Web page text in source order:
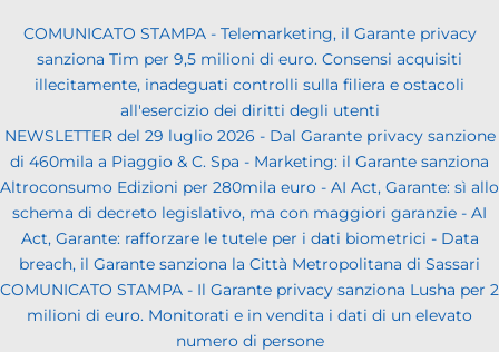
COMUNICATO STAMPA - Telemarketing, il Garante privacy
sanziona Tim per 9,5 milioni di euro. Consensi acquisiti
illecitamente, inadeguati controlli sulla filiera e ostacoli
all'esercizio dei diritti degli utenti
NEWSLETTER del 29 luglio 2026 - Dal Garante privacy sanzione
di 460mila a Piaggio & C. Spa - Marketing: il Garante sanziona
Altroconsumo Edizioni per 280mila euro - AI Act, Garante: sì allo
schema di decreto legislativo, ma con maggiori garanzie - AI
Act, Garante: rafforzare le tutele per i dati biometrici - Data
breach, il Garante sanziona la Città Metropolitana di Sassari
COMUNICATO STAMPA - Il Garante privacy sanziona Lusha per 2
milioni di euro. Monitorati e in vendita i dati di un elevato
numero di persone